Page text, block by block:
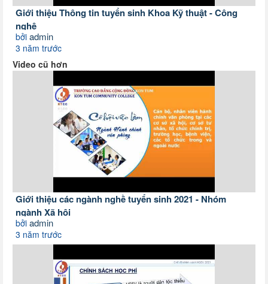
Giới thiệu Thông tin tuyển sinh Khoa Kỹ thuật - Công
nghệ
bởi admin
3 năm trước
Video cũ hơn
Giới thiệu các ngành nghề tuyển sinh 2021 - Nhóm
ngành Xã hội
bởi admin
3 năm trước